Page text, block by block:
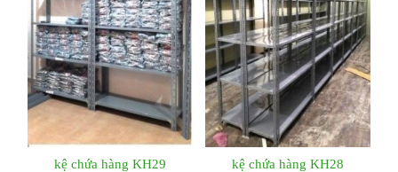
kệ chứa hàng KH29 kệ chứa hàng KH28